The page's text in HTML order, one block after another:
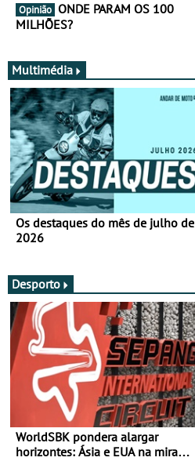
Opinião
MILHÕES?
Multimédia
Os destaques do mês de julho de
2026
Desporto
WorldSBK pondera alargar
horizontes: Ásia e EUA na mira